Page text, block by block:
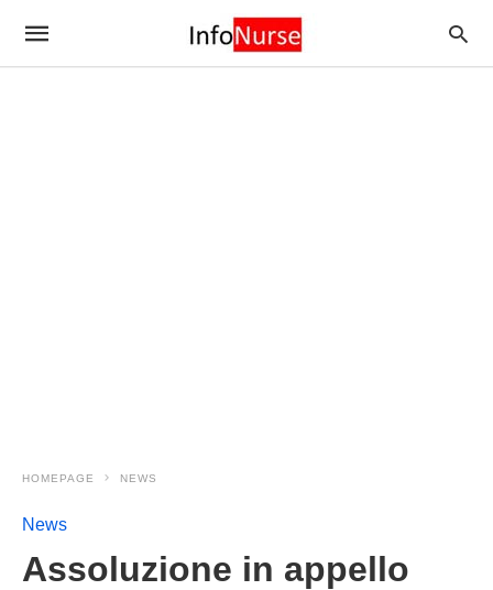
HOMEPAGE NEWS
News
Assoluzione in appello